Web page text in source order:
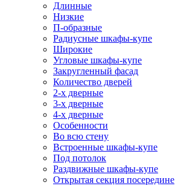
Длинные
Низкие
П-образные
Радиусные шкафы-купе
Широкие
Угловые шкафы-купе
Закругленный фасад
Количество дверей
2-х дверные
3-х дверные
4-х дверные
Особенности
Во всю стену
Встроенные шкафы-купе
Под потолок
Раздвижные шкафы-купе
Открытая секция посередине